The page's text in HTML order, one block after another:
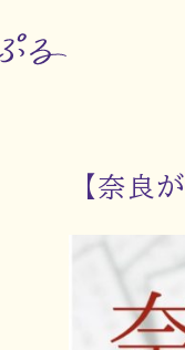
【奈良